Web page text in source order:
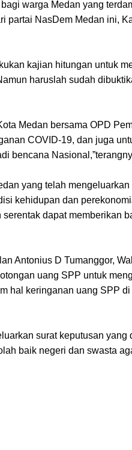
warga Medan yang
partai NasDem Medan ini,
kajian hitungan untuk
haruslah sudah
Medan bersama OPD
COVID-19, dan juga
bencana
yang telah
kehidupan dan
dapat memberikan
Antonius D Tumanggor,
uang SPP untuk
hal keringanan uang SPP
surat keputusan yang
baik negeri dan swasta